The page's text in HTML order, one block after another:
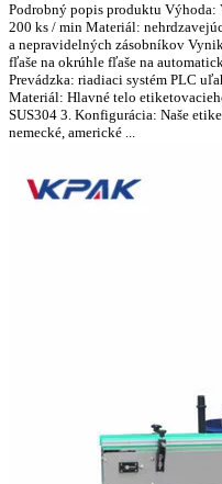
Podrobný popis produktu
200 ks / min Materiál:
a nepravidelných zásobníkov
fľaše na okrúhle fľaše na
Prevádzka: riadiaci systém PLC
Materiál: Hlavné telo
SUS304 3. Konfigurácia: Naše
nemecké, americké ...